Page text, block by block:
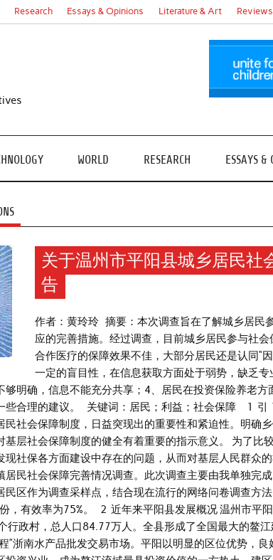
Research Essays & Opinions Literature & Art Reviews
WORLD RESEARCH ESSAYS &
关于温州市平阳县城乡居民社
告
作者：黄玲玲 摘要：本次调查旨在了解城乡居民
应的完善措施。经过调查，目前城乡居民参与社
合作医疗的保障效果不佳，大部分居民还是认同“
一定的盲目性，在信息获取方面处于弱势，缺乏
明确，信息不能充分共享；4、居民在投资保险养老方
些合理的建议。 关键词：居民；利益；社会保障 1 引
社会保障制度，日益突现出的重要性和紧迫性。明确
层社会保障制度的健全有着重要的指示意义。 为了比
社保各方面建设中存在的问题，从而对基层人民群众
民社会保障完善情况调查。此次调查主要由我单独完
区作为调查采样点，结合现在流行的网络问卷调查方
，有效率为75%。 2 近年来平阳县发展概况 温州市平
行政村，总人口84.77万人。全县形成了全国最大的鳌
”浙南水产品批发交易市场。平阳以明显的区位优势，良